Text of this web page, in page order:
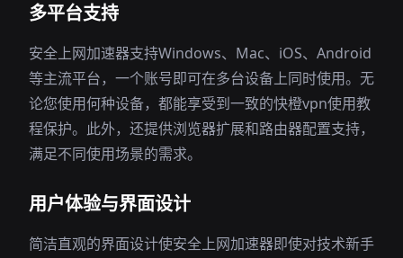
多平台支持
安全上网加速器支持Windows、Mac、iOS、Android
等主流平台，一个账号即可在多台设备上同时使用。无
论您使用何种设备，都能享受到一致的快橙vpn使用教
程保护。此外，还提供浏览器扩展和路由器配置支持，
满足不同使用场景的需求。
用户体验与界面设计
简洁直观的界面设计使安全上网加速器即使对技术新手